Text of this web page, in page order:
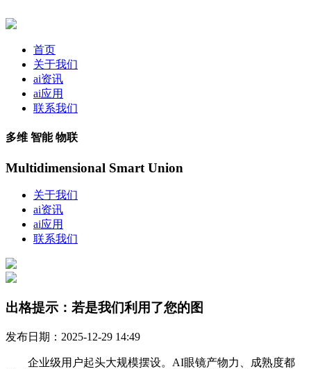
首页
关于我们
ai资讯
ai应用
联系我们
多维 智能 物联
Multidimensional Smart Union
关于我们
ai资讯
ai应用
联系我们
出格提示：若是我们利用了您的图
发布日期：2025-12-29 14:49
企业级用户起头大规模摆设。AI眼镜产物力、成熟度都